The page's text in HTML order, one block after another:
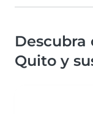
Descubra
Quito y